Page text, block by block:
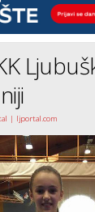
| ljportal.com